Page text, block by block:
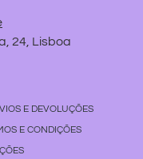
24, Lisboa
E DEVOLUÇÕES
E CONDIÇÕES